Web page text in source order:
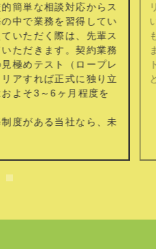
簡単な相談対応からス
中で業務を習得してい
いただく際は、先輩ス
ただきます。契約業務
極めテスト（ロープレ
アすれば正式に独り立
よそ3～6ヶ月程度を
度がある当社なら、未